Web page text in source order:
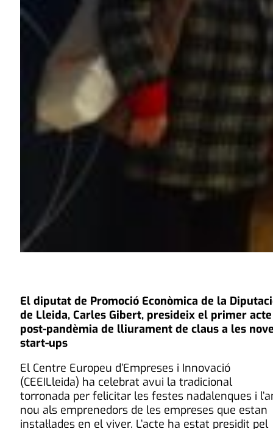
El diputat de Promoció Econòmica de la
de Lleida, Carles Gibert, presideix el primer acte
post-pandèmia de lliurament de claus a les
start-ups
El Centre Europeu d’Empreses i Innovació
(CEEILleida) ha celebrat avui la tradicional
torronada per felicitar les festes nadalenques i
nou als emprenedors de les empreses que estan
instal·lades en el viver. L’acte ha estat presidit pel